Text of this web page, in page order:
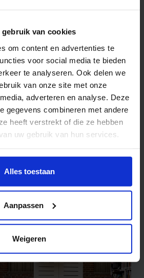
gebruik van cookies
om content en advertenties te
voor social media te bieden
te analyseren. Ook delen we
van onze site met onze
adverteren en analyse. Deze
gegevens combineren met andere
heeft verstrekt of die ze hebben
uw gebruik van hun services.
voorkeur aanpassen, bekijk dan
statement-en-
Alles toestaan
Aanpassen
Weigeren
and Innovation